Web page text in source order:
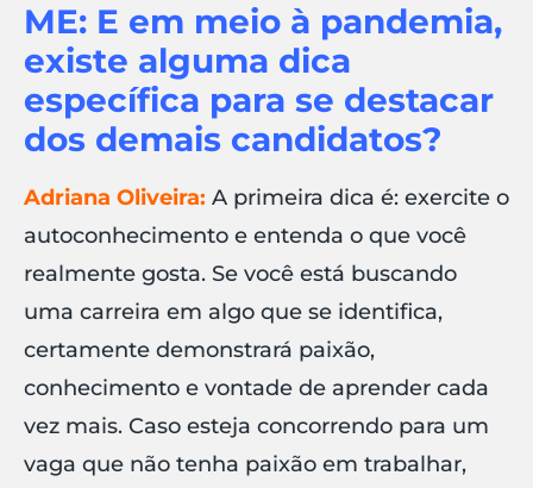
ME: E em meio à pandemia,
existe alguma dica
específica para se destacar
dos demais candidatos?
Adriana Oliveira: A primeira dica é: exercite o
autoconhecimento e entenda o que você
realmente gosta. Se você está buscando
uma carreira em algo que se identifica,
certamente demonstrará paixão,
conhecimento e vontade de aprender cada
vez mais. Caso esteja concorrendo para um
vaga que não tenha paixão em trabalhar,